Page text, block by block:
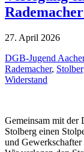
27. April 2026
DGB-Jugend
Rademacher,
Widerstand
Gemeinsam mit der
Stolberg einen
und Gewerkschafter